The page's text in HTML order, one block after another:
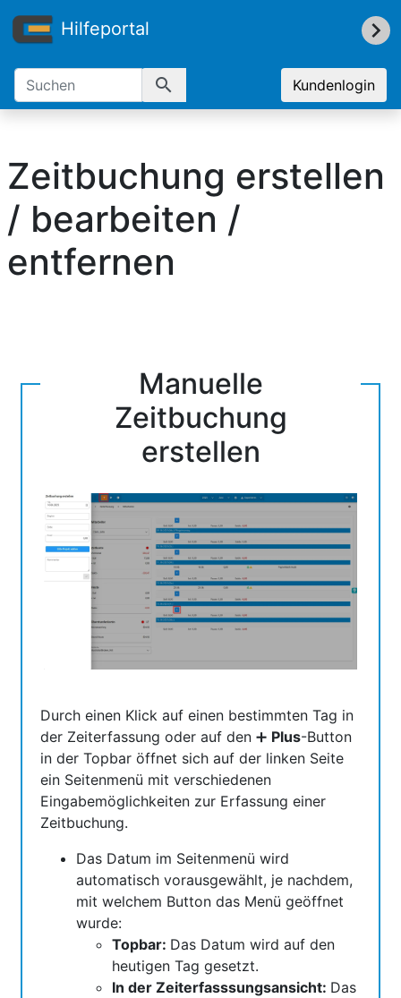
Hilfeportal
search Kundenlogin
Zeitbuchung erstellen
/ bearbeiten /
entfernen
Manuelle
Zeitbuchung
erstellen
Durch einen Klick auf einen bestimmten Tag in
der Zeiterfassung oder auf den ➕ Plus-Button
in der Topbar öffnet sich auf der linken Seite
ein Seitenmenü mit verschiedenen
Eingabemöglichkeiten zur Erfassung einer
Zeitbuchung.
Das Datum im Seitenmenü wird
automatisch vorausgewählt, je nachdem,
mit welchem Button das Menü geöffnet
wurde:
Topbar: Das Datum wird auf den
heutigen Tag gesetzt.
In der Zeiterfasssungsansicht: Das